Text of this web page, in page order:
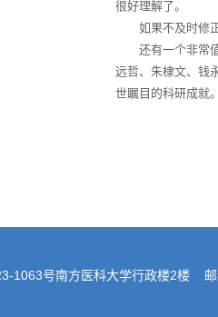
很好理解了。
如果不及时修
还有一个非常
远哲、朱棣文、钱
世瞩目的科研成就
1063号南方医科大学行政楼2楼